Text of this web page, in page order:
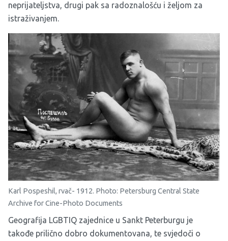
neprijateljstva, drugi pak sa radoznalošću i željom za
istraživanjem.
Karl Pospeshil, rvač- 1912. Photo: Petersburg Central State
Archive for Cine-Photo Documents
Geografija LGBTIQ zajednice u Sankt Peterburgu je
takođe prilično dobro dokumentovana, te svjedoči o